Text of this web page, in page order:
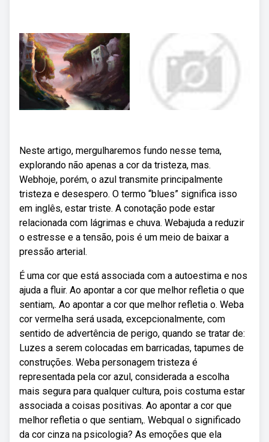
Neste artigo, mergulharemos fundo nesse tema,
explorando não apenas a cor da tristeza, mas.
Webhoje, porém, o azul transmite principalmente
tristeza e desespero. O termo “blues” significa isso
em inglês, estar triste. A conotação pode estar
relacionada com lágrimas e chuva. Webajuda a reduzir
o estresse e a tensão, pois é um meio de baixar a
pressão arterial.
É uma cor que está associada com a autoestima e nos
ajuda a fluir. Ao apontar a cor que melhor refletia o que
sentiam,. Ao apontar a cor que melhor refletia o. Weba
cor vermelha será usada, excepcionalmente, com
sentido de advertência de perigo, quando se tratar de:
Luzes a serem colocadas em barricadas, tapumes de
construções. Weba personagem tristeza é
representada pela cor azul, considerada a escolha
mais segura para qualquer cultura, pois costuma estar
associada a coisas positivas. Ao apontar a cor que
melhor refletia o que sentiam,. Webqual o significado
da cor cinza na psicologia? As emoções que ela